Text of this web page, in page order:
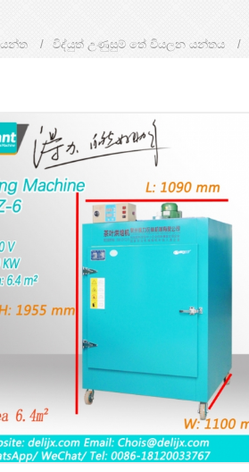
/ විද්යුත් උණුසුම් තේ වියලන යන්තය /